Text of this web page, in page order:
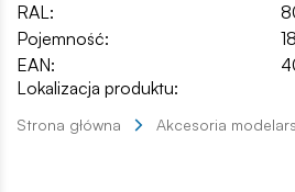
RAL:
Pojemność:
EAN:
Lokalizacja produktu:
Strona główna Akcesoria